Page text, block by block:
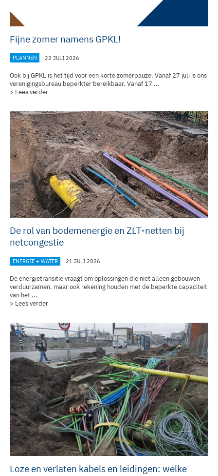
Fijne zomer namens GPKL!
PLANNEN 22 JULI 2026
Ook bij GPKL is het tijd voor een korte zomerpauze. Vanaf 27 juli is ons
verenigingsbureau beperkter bereikbaar. Vanaf 17 ...
> Lees verder
De rol van bodemenergie en ZLT-netten bij
netcongestie
ENERGIE + WATER 21 JULI 2026
De energietransitie vraagt om oplossingen die niet alleen gebouwen
verduurzamen, maar ook rekening houden met de beperkte capaciteit
van het ...
> Lees verder
Loze en verlaten kabels en leidingen: welke